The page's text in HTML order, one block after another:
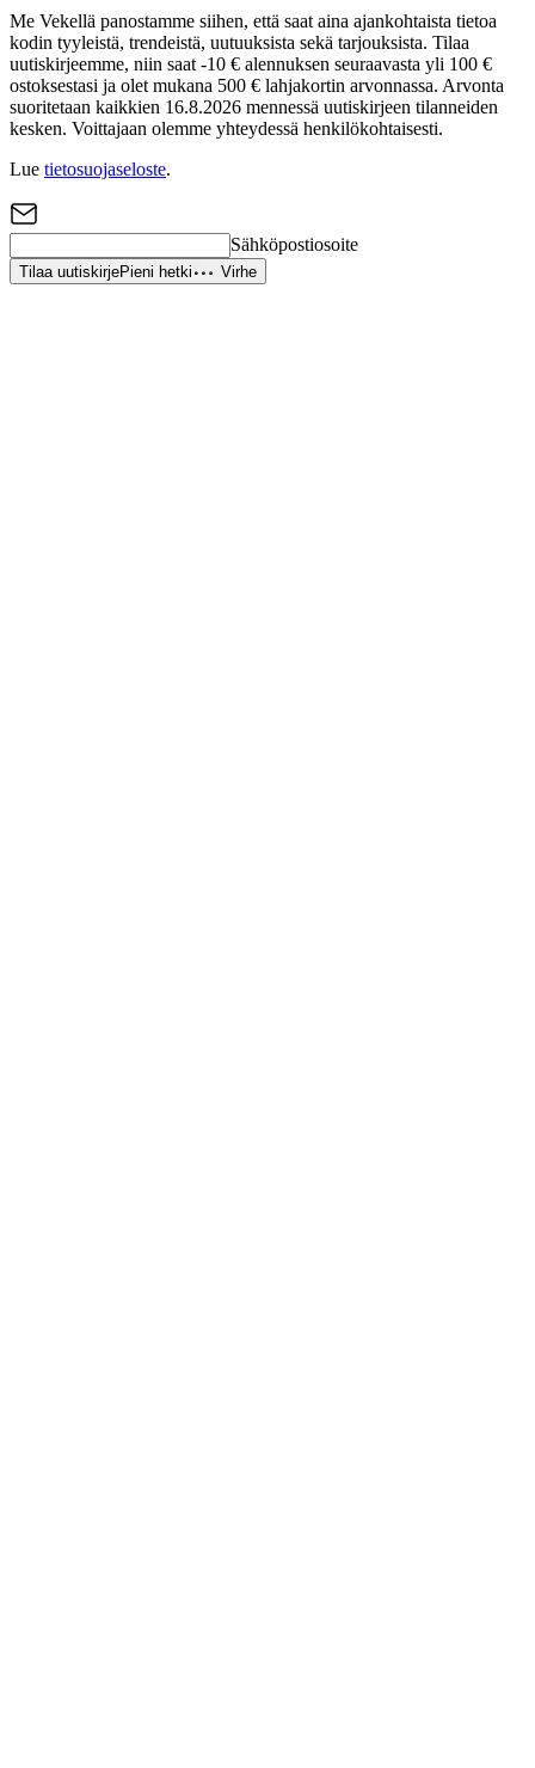
Me Vekellä panostamme siihen, että saat aina ajankohtaista tietoa
kodin tyyleistä, trendeistä, uutuuksista sekä tarjouksista. Tilaa
uutiskirjeemme, niin saat -10 € alennuksen seuraavasta yli 100 €
ostoksestasi ja olet mukana 500 € lahjakortin arvonnassa. Arvonta
suoritetaan kaikkien 16.8.2026 mennessä uutiskirjeen tilanneiden
kesken. Voittajaan olemme yhteydessä henkilökohtaisesti.
Lue tietosuojaseloste.
Sähköpostiosoite
Tilaa uutiskirjePieni hetki Virhe